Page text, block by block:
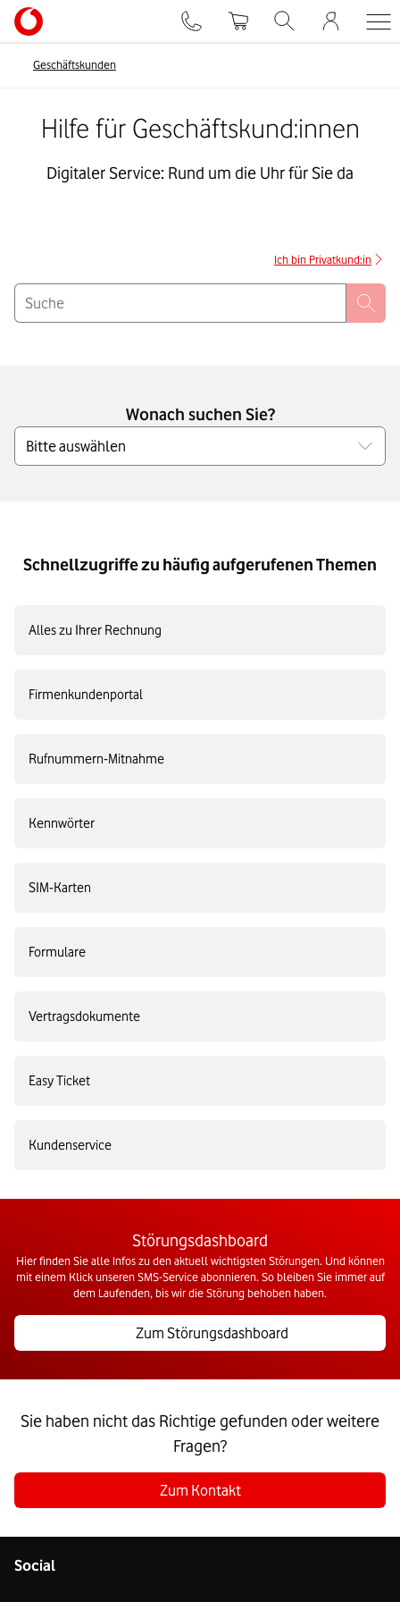
Geschäftskunden
Hilfe für Geschäftskund:innen
Digitaler Service: Rund um die Uhr für Sie da
Ich bin Privatkund:in
Wonach suchen Sie?
Bitte auswählen
Schnellzugriffe zu häufig aufgerufenen Themen
Alles zu Ihrer Rechnung
Firmenkundenportal
Rufnummern-Mitnahme
Kennwörter
SIM-Karten
Formulare
Vertragsdokumente
Easy Ticket
Kundenservice
Störungsdashboard
Hier finden Sie alle Infos zu den aktuell wichtigsten Störungen. Und können
mit einem Klick unseren SMS-Service abonnieren. So bleiben Sie immer auf
dem Laufenden, bis wir die Störung behoben haben.
Zum Störungsdashboard
Sie haben nicht das Richtige gefunden oder weitere
Fragen?
Zum Kontakt
Social